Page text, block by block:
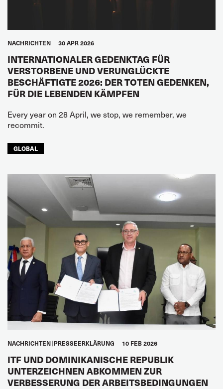
NACHRICHTEN 30 APR 2026
INTERNATIONALER GEDENKTAG FÜR
VERSTORBENE UND VERUNGLÜCKTE
BESCHÄFTIGTE 2026: DER TOTEN GEDENKEN,
FÜR DIE LEBENDEN KÄMPFEN
Every year on 28 April, we stop, we remember, we
recommit.
GLOBAL
NACHRICHTEN PRESSEERKLÄRUNG 10 FEB 2026
ITF UND DOMINIKANISCHE REPUBLIK
UNTERZEICHNEN ABKOMMEN ZUR
VERBESSERUNG DER ARBEITSBEDINGUNGEN